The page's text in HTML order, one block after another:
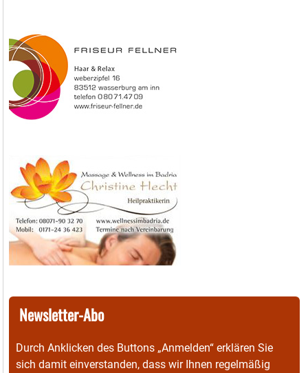
Newsletter-Abo
Durch Anklicken des Buttons „Anmelden“ erklären Sie
sich damit einverstanden, dass wir Ihnen regelmäßig